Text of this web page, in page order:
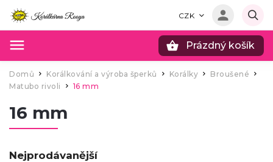
CZK
Prázdný košík
Domů / Korálkování a výroba šperků Korálky / Broušené /
Matubo rivoli
16 mm
16 mm
Nejprodávanější